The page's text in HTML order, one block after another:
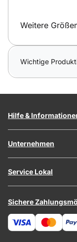
Weitere
Wichtige
Hilfe &
Unternehmen
Service Lokal
Sichere